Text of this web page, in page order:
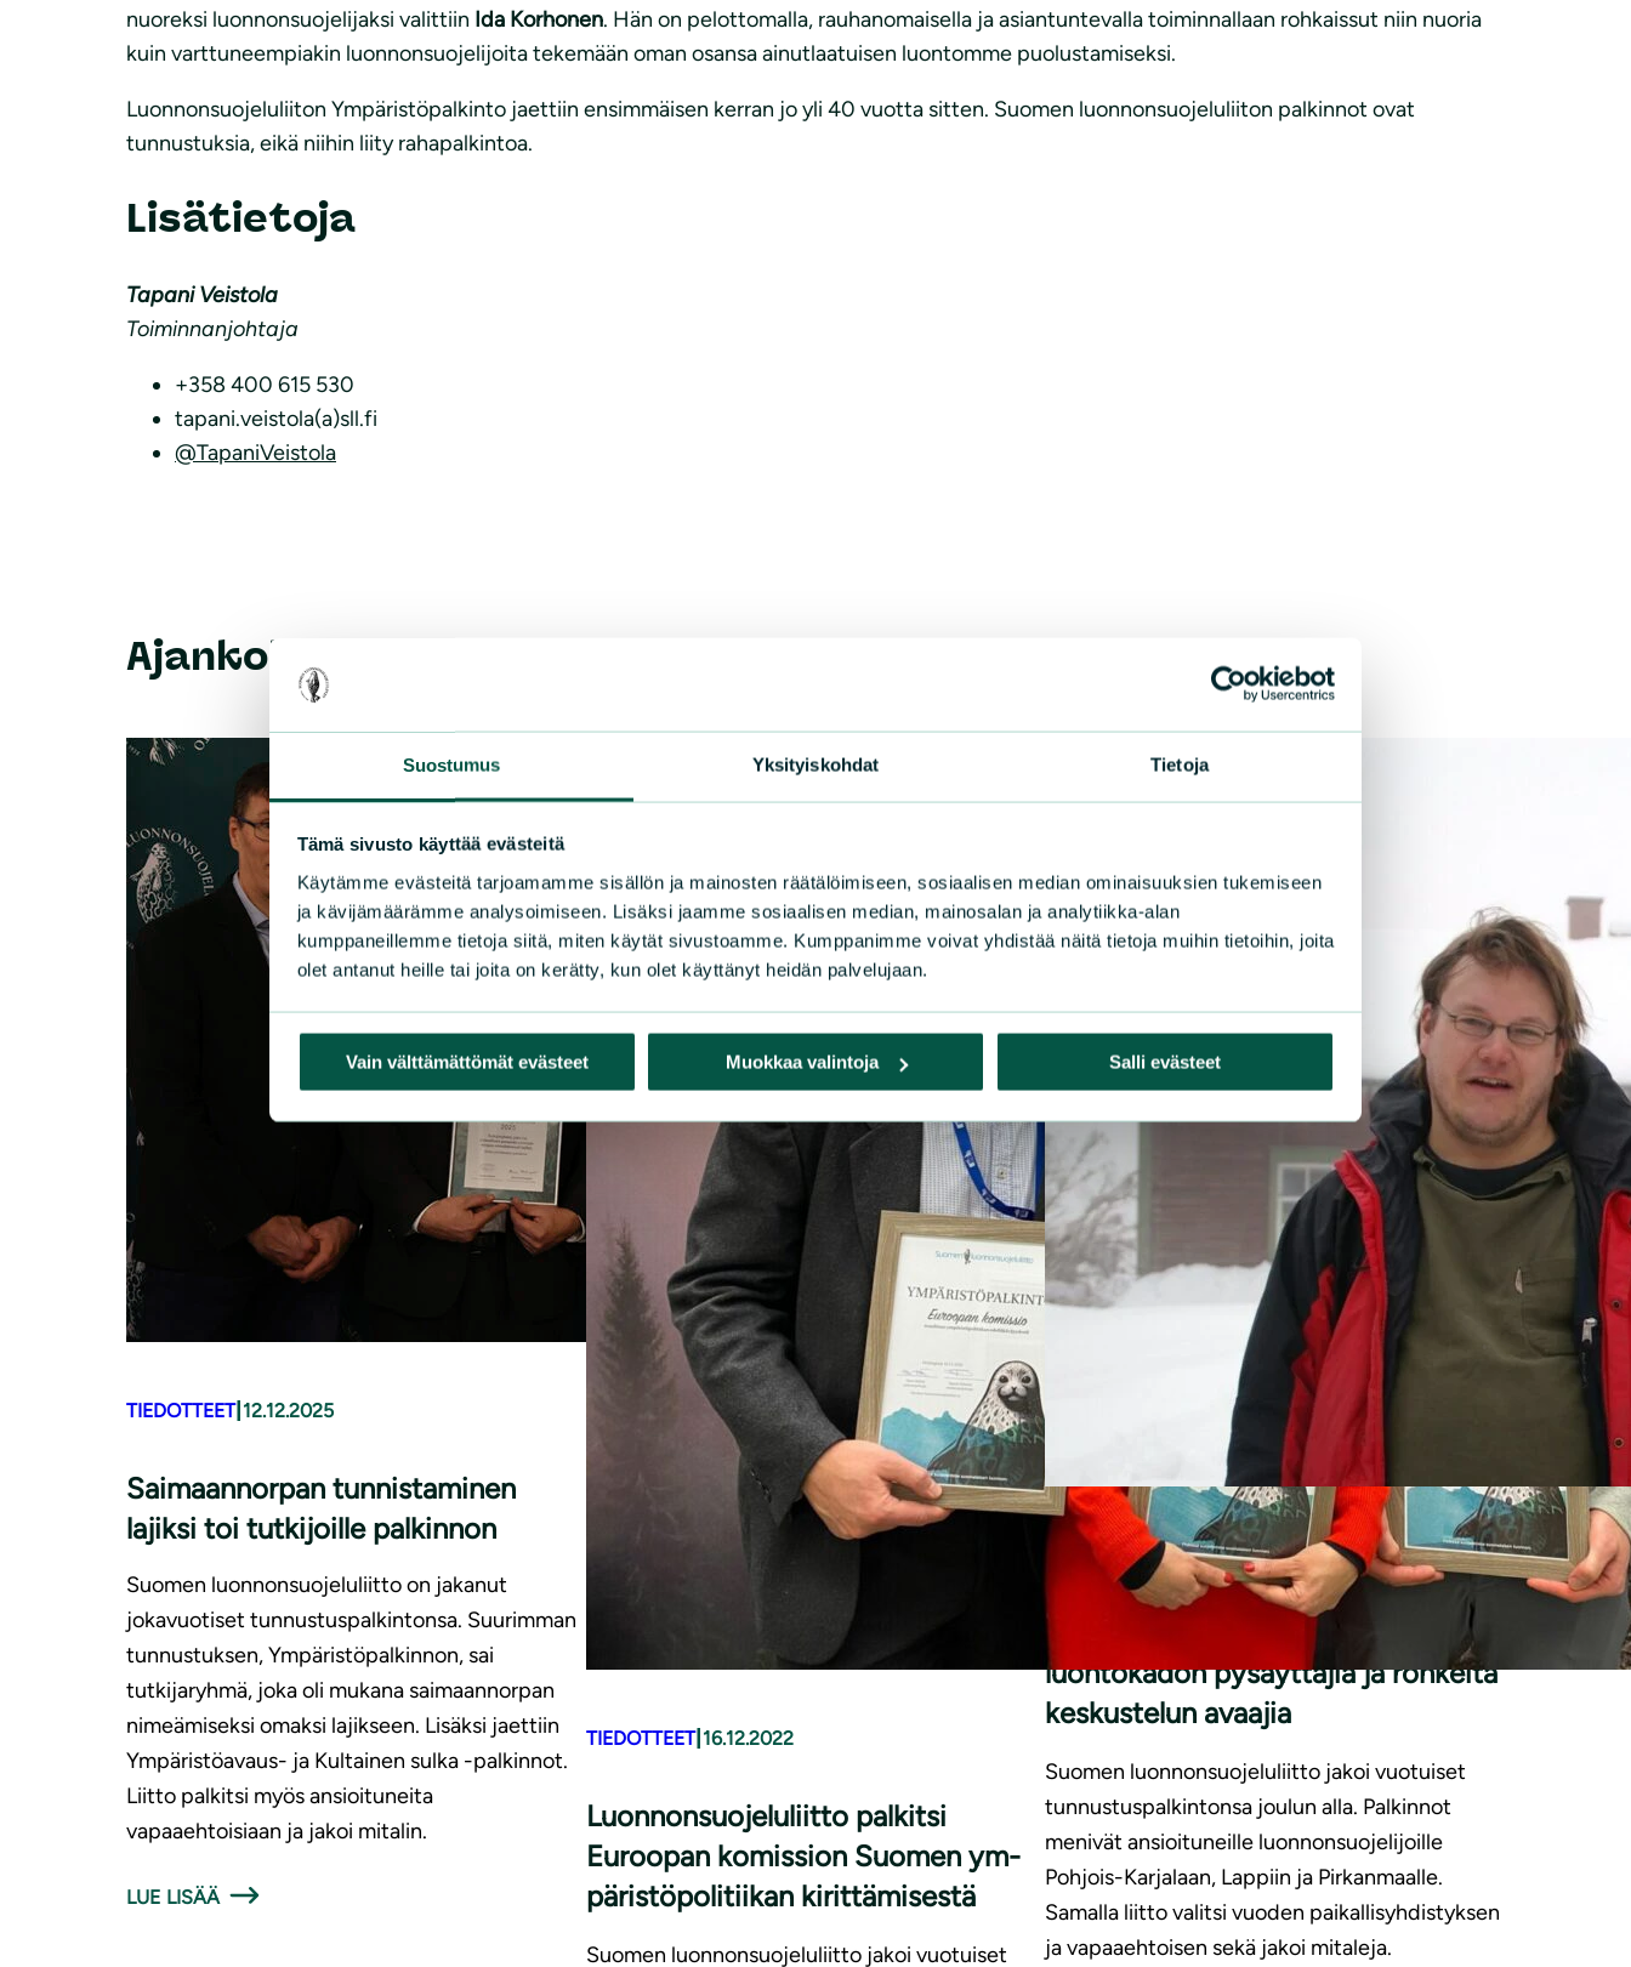
Suostumus Yksityiskohdat Tietoja
Tämä sivusto käyttää evästeitä
Käytämme evästeitä tarjoamamme sisällön ja mainosten räätälöimiseen, sosiaalisen median ominaisuuksien tukemiseen
ja kävijämäärämme analysoimiseen. Lisäksi jaamme sosiaalisen median, mainosalan ja analytiikka-alan
kumppaneillemme tietoja siitä, miten käytät sivustoamme. Kumppanimme voivat yhdistää näitä tietoja muihin tietoihin, joita
olet antanut heille tai joita on kerätty, kun olet käyttänyt heidän palvelujaan.
Vain välttämättömät evästeet Muokkaa valintoja Salli evästeet
nuoreksi luonnonsuojelijaksi valittiin Ida Korhonen. Hän on pelottomalla, rauhanomaisella ja asiantuntevalla toiminnallaan rohkaissut niin nuoria
kuin varttuneempiakin luonnonsuojelijoita tekemään oman osansa ainutlaatuisen luontomme puolustamiseksi.
Luonnonsuojeluliiton Ympäristöpalkinto jaettiin ensimmäisen kerran jo yli 40 vuotta sitten. Suomen luonnonsuojeluliiton palkinnot ovat
tunnustuksia, eikä niihin liity rahapalkintoa.
Lisätietoja
Tapani Veistola
Toiminnanjohtaja
+358 400 615 530
tapani.veistola(a)sll.fi
@TapaniVeistola
Ajankohtaista
TIEDOTTEET| 12.12.2025
Saimaannorpan tunnistaminen
lajiksi toi tutkijoille palkinnon
Suomen luonnonsuojeluliitto on jakanut
jokavuotiset tunnustuspalkintonsa. Suurimman
tunnustuksen, Ympäristöpalkinnon, sai
tutkijaryhmä, joka oli mukana saimaannorpan
nimeämiseksi omaksi lajikseen. Lisäksi jaettiin
Ympäristöavaus- ja Kultainen sulka -palkinnot.
Liitto palkitsi myös ansioituneita
vapaaehtoisiaan ja jakoi mitalin.
LUE LISÄÄ
TIEDOTTEET| 16.12.2022
Luon­non­suo­je­lu­liit­to palkitsi
Euroopan komission Suomen ym­
pä­ris­tö­po­li­tii­kan kirittämisestä
Suomen luonnonsuojeluliitto jakoi vuotuiset
TIEDOTTEET|17.12.2021
Luon­non­suo­je­lu­liit­to palkitsi
luontokadon pysäyttäjiä ja rohkeita
keskustelun avaajia
Suomen luonnonsuojeluliitto jakoi vuotuiset
tunnustuspalkintonsa joulun alla. Palkinnot
menivät ansioituneille luonnonsuojelijoille
Pohjois-Karjalaan, Lappiin ja Pirkanmaalle.
Samalla liitto valitsi vuoden paikallisyhdistyksen
ja vapaaehtoisen sekä jakoi mitaleja.